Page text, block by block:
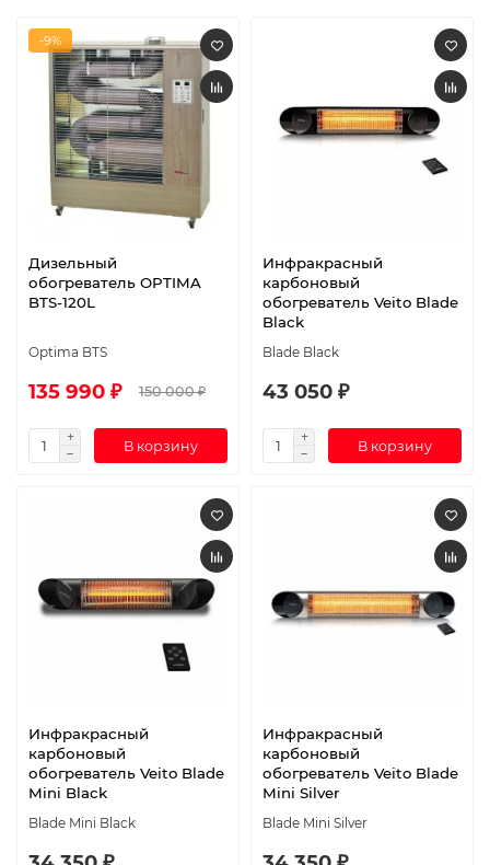
-9%
Дизельный
обогреватель OPTIMA
BTS-120L
Optima BTS
135 990 ₽ 150 000 ₽
В корзину
Инфракрасный
карбоновый
обогреватель Veito Blade
Black
Blade Black
43 050 ₽
В корзину
Инфракрасный
карбоновый
обогреватель Veito Blade
Mini Black
Blade Mini Black
Инфракрасный
карбоновый
обогреватель Veito Blade
Mini Silver
Blade Mini Silver